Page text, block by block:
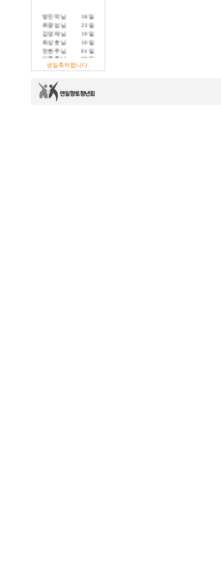
방진억 님
18 일
최광섭 님
23 일
김영재 님
19 일
최상호 님
10 일
전현주 님
01 일
이충훈 님
09 일
정충교 님
17 일
생일축하합니다.